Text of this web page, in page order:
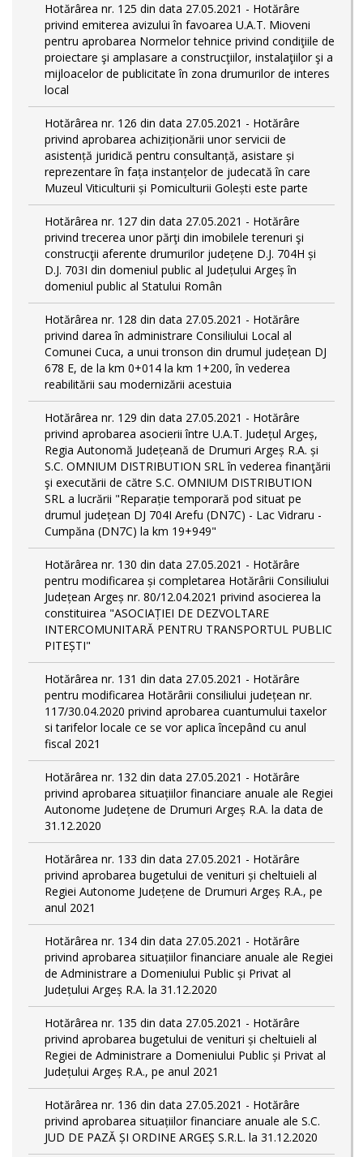
Hotărârea nr. 125 din data 27.05.2021 - Hotărâre
privind emiterea avizului în favoarea U.A.T. Mioveni
pentru aprobarea Normelor tehnice privind condiţiile de
proiectare şi amplasare a construcţiilor, instalaţiilor şi a
mijloacelor de publicitate în zona drumurilor de interes
local
Hotărârea nr. 126 din data 27.05.2021 - Hotărâre
privind aprobarea achiziționării unor servicii de
asistență juridică pentru consultanță, asistare și
reprezentare în fața instanțelor de judecată în care
Muzeul Viticulturii și Pomiculturii Golești este parte
Hotărârea nr. 127 din data 27.05.2021 - Hotărâre
privind trecerea unor părţi din imobilele terenuri şi
construcţii aferente drumurilor județene D.J. 704H și
D.J. 703I din domeniul public al Județului Argeș în
domeniul public al Statului Român
Hotărârea nr. 128 din data 27.05.2021 - Hotărâre
privind darea în administrare Consiliului Local al
Comunei Cuca, a unui tronson din drumul județean DJ
678 E, de la km 0+014 la km 1+200, în vederea
reabilitării sau modernizării acestuia
Hotărârea nr. 129 din data 27.05.2021 - Hotărâre
privind aprobarea asocierii între U.A.T. Județul Argeș,
Regia Autonomă Județeană de Drumuri Argeș R.A. și
S.C. OMNIUM DISTRIBUTION SRL în vederea finanţării
şi executării de către S.C. OMNIUM DISTRIBUTION
SRL a lucrării "Reparație temporară pod situat pe
drumul județean DJ 704I Arefu (DN7C) - Lac Vidraru -
Cumpăna (DN7C) la km 19+949"
Hotărârea nr. 130 din data 27.05.2021 - Hotărâre
pentru modificarea și completarea Hotărârii Consiliului
Județean Argeș nr. 80/12.04.2021 privind asocierea la
constituirea "ASOCIAȚIEI DE DEZVOLTARE
INTERCOMUNITARĂ PENTRU TRANSPORTUL PUBLIC
PITEȘTI"
Hotărârea nr. 131 din data 27.05.2021 - Hotărâre
pentru modificarea Hotărârii consiliului județean nr.
117/30.04.2020 privind aprobarea cuantumului taxelor
si tarifelor locale ce se vor aplica începând cu anul
fiscal 2021
Hotărârea nr. 132 din data 27.05.2021 - Hotărâre
privind aprobarea situațiilor financiare anuale ale Regiei
Autonome Județene de Drumuri Argeș R.A. la data de
31.12.2020
Hotărârea nr. 133 din data 27.05.2021 - Hotărâre
privind aprobarea bugetului de venituri și cheltuieli al
Regiei Autonome Județene de Drumuri Argeș R.A., pe
anul 2021
Hotărârea nr. 134 din data 27.05.2021 - Hotărâre
privind aprobarea situațiilor financiare anuale ale Regiei
de Administrare a Domeniului Public și Privat al
Județului Argeș R.A. la 31.12.2020
Hotărârea nr. 135 din data 27.05.2021 - Hotărâre
privind aprobarea bugetului de venituri și cheltuieli al
Regiei de Administrare a Domeniului Public și Privat al
Județului Argeș R.A., pe anul 2021
Hotărârea nr. 136 din data 27.05.2021 - Hotărâre
privind aprobarea situațiilor financiare anuale ale S.C.
JUD DE PAZĂ ȘI ORDINE ARGEȘ S.R.L. la 31.12.2020